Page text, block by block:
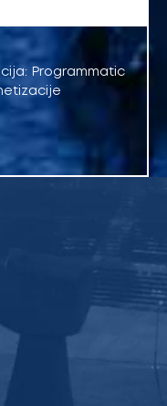
Programmatic